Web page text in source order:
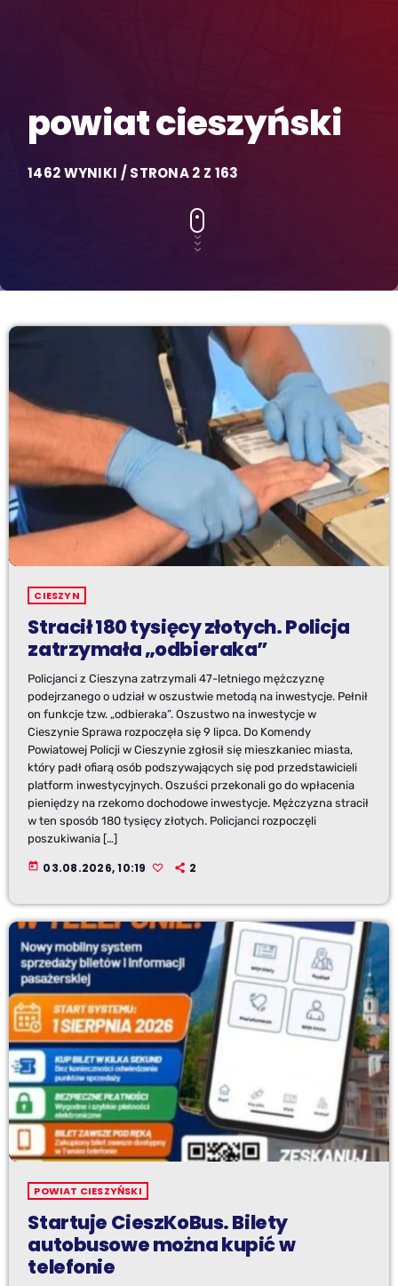
powiat cieszyński
1462 WYNIKI / STRONA 2 Z 163
CIESZYN
Stracił 180 tysięcy złotych. Policja
zatrzymała „odbieraka”
Policjanci z Cieszyna zatrzymali 47-letniego mężczyznę
podejrzanego o udział w oszustwie metodą na inwestycje. Pełnił
on funkcje tzw. „odbieraka”. Oszustwo na inwestycje w
Cieszynie Sprawa rozpoczęła się 9 lipca. Do Komendy
Powiatowej Policji w Cieszynie zgłosił się mieszkaniec miasta,
który padł ofiarą osób podszywających się pod przedstawicieli
platform inwestycyjnych. Oszuści przekonali go do wpłacenia
pieniędzy na rzekomo dochodowe inwestycje. Mężczyzna stracił
w ten sposób 180 tysięcy złotych. Policjanci rozpoczęli
poszukiwania […]
today 03.08.2026, 10:19 2
POWIAT CIESZYŃSKI
Startuje CieszKoBus. Bilety
autobusowe można kupić w
telefonie